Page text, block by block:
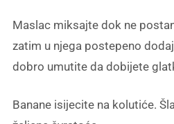
Maslac miksajte dok ne
zatim u njega postepeno
dobro umutite da dobijete
Banane isijecite na kolutiće.